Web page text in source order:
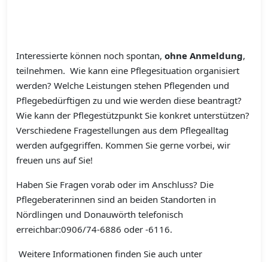
Interessierte können noch spontan, ohne Anmeldung,
teilnehmen. Wie kann eine Pflegesituation organisiert
werden? Welche Leistungen stehen Pflegenden und
Pflegebedürftigen zu und wie werden diese beantragt?
Wie kann der Pflegestützpunkt Sie konkret unterstützen?
Verschiedene Fragestellungen aus dem Pflegealltag
werden aufgegriffen. Kommen Sie gerne vorbei, wir
freuen uns auf Sie!
Haben Sie Fragen vorab oder im Anschluss? Die
Pflegeberaterinnen sind an beiden Standorten in
Nördlingen und Donauwörth telefonisch
erreichbar:0906/74-6886 oder -6116.
Weitere Informationen finden Sie auch unter